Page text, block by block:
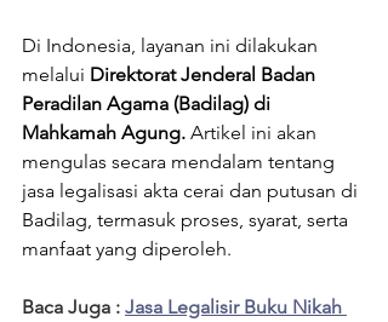
Di Indonesia, layanan ini dilakukan
melalui Direktorat Jenderal Badan
Peradilan Agama (Badilag) di
Mahkamah Agung. Artikel ini akan
mengulas secara mendalam tentang
jasa legalisasi akta cerai dan putusan di
Badilag, termasuk proses, syarat, serta
manfaat yang diperoleh.
Baca Juga : Jasa Legalisir Buku Nikah